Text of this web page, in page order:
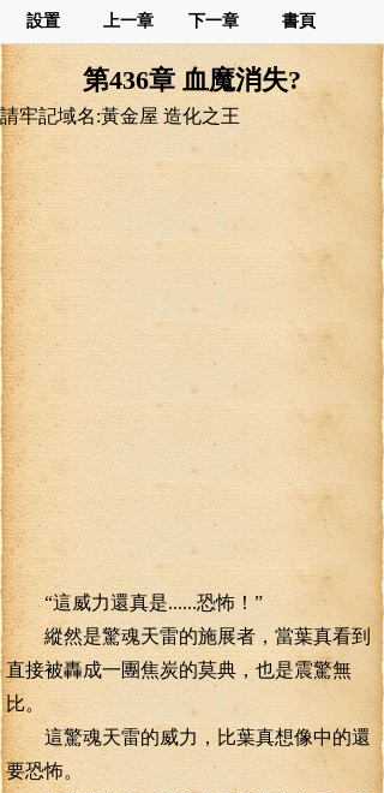
設置 上一章 下一章 書頁
第436章 血魔消失?
請牢記域名:黃金屋 造化之王
“這威力還真是......恐怖！”
縱然是驚魂天雷的施展者，當葉真看到
直接被轟成一團焦炭的莫典，也是震驚無
比。
這驚魂天雷的威力，比葉真想像中的還
要恐怖。